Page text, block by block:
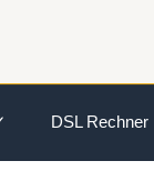
DSL Rechner